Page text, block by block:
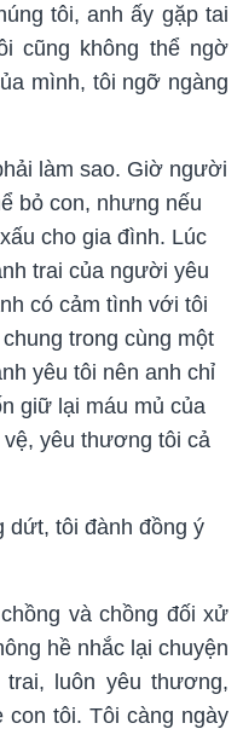
tôi, anh ấy gặp tai
cũng không thể ngờ
mình, tôi ngỡ ngàng
làm sao. Giờ người
bỏ con, nhưng nếu
cho gia đình. Lúc
trai của người yêu
có cảm tình với tôi
trong cùng một
yêu tôi nên anh chỉ
giữ lại máu mủ của
yêu thương tôi cả
dứt, tôi đành đồng ý
và chồng đối xử
hề nhắc lại chuyện
luôn yêu thương,
con tôi. Tôi càng ngày